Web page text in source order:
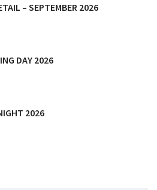
– SEPTEMBER 2026
DAY 2026
2026